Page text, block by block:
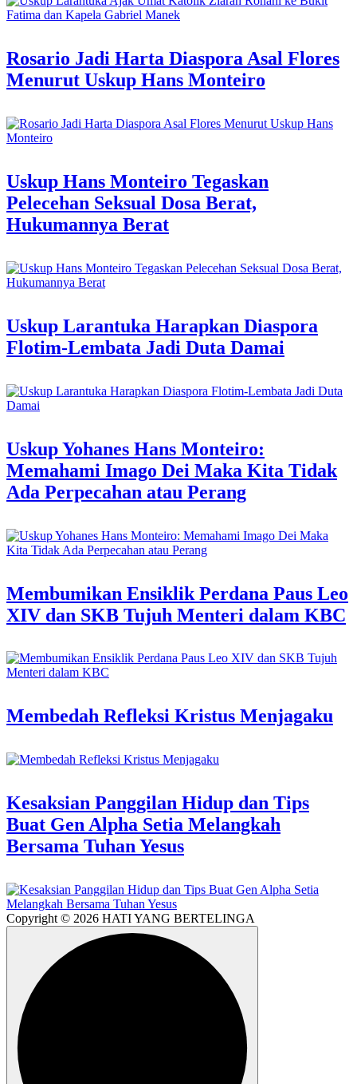
Rosario Jadi Harta Diaspora Asal Flores
Menurut Uskup Hans Monteiro
Uskup Hans Monteiro Tegaskan
Pelecehan Seksual Dosa Berat,
Hukumannya Berat
Uskup Larantuka Harapkan Diaspora
Flotim-Lembata Jadi Duta Damai
Uskup Yohanes Hans Monteiro:
Memahami Imago Dei Maka Kita Tidak
Ada Perpecahan atau Perang
Membumikan Ensiklik Perdana Paus Leo
XIV dan SKB Tujuh Menteri dalam KBC
Membedah Refleksi Kristus Menjagaku
Kesaksian Panggilan Hidup dan Tips
Buat Gen Alpha Setia Melangkah
Bersama Tuhan Yesus
Copyright © 2026 HATI YANG BERTELINGA